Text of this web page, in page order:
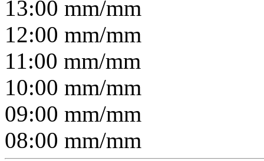
13:00 mm/mm
12:00 mm/mm
11:00 mm/mm
10:00 mm/mm
09:00 mm/mm
08:00 mm/mm